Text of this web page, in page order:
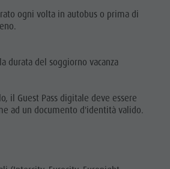
arrivare
Richiesta
cataloghi
ogni volta in autobus o prima di
durata del soggiorno vacanza
il Guest Pass digitale deve essere
ad un documento d'identità valido.